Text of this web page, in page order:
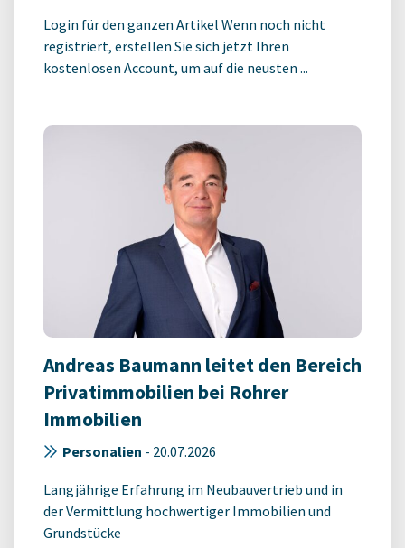
Login für den ganzen Artikel Wenn noch nicht
registriert, erstellen Sie sich jetzt Ihren
kostenlosen Account, um auf die neusten ...
Andreas Baumann leitet den Bereich
Privatimmobilien bei Rohrer
Immobilien
Personalien - 20.07.2026
Langjährige Erfahrung im Neubauvertrieb und in
der Vermittlung hochwertiger Immobilien und
Grundstücke